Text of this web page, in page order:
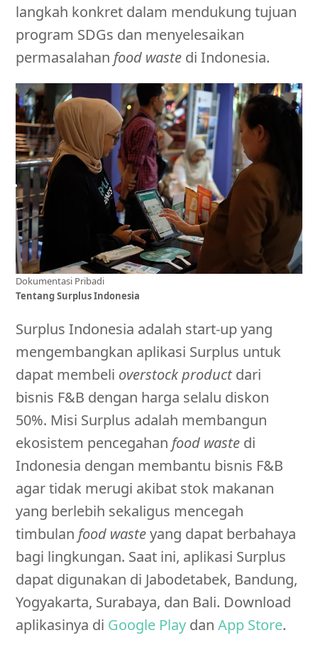
langkah konkret dalam mendukung tujuan
program SDGs dan menyelesaikan
permasalahan food waste di Indonesia.
Dokumentasi Pribadi
Tentang Surplus Indonesia
Surplus Indonesia adalah start-up yang
mengembangkan aplikasi Surplus untuk
dapat membeli overstock productdari
bisnis F&B dengan harga selalu diskon
50%. Misi Surplus adalah membangun
ekosistem pencegahan food waste di
Indonesia dengan membantu bisnis F&B
agar tidak merugi akibat stok makanan
yang berlebih sekaligus mencegah
timbulan food wasteyang dapat berbahaya
bagi lingkungan. Saat ini, aplikasi Surplus
dapat digunakan di Jabodetabek, Bandung,
Yogyakarta, Surabaya, dan Bali. Download
aplikasinya di Google Play danApp Store.